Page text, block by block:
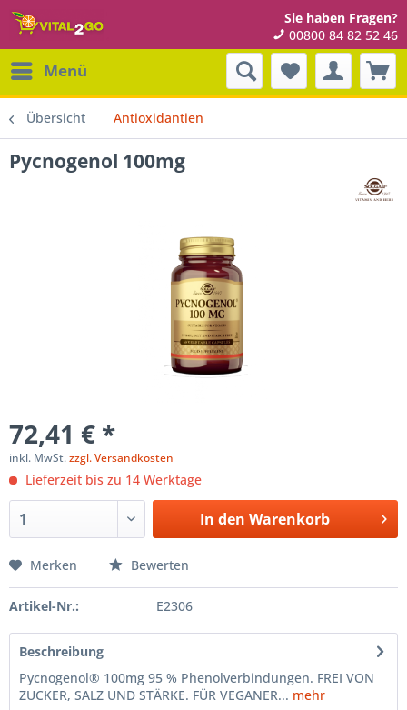
Sie haben Fragen?
00800 84 82 52 46
Menü
Übersicht Antioxidantien
Pycnogenol 100mg
72,41 € *
inkl. MwSt.zzgl. Versandkosten
Lieferzeit bis zu 14 Werktage
In den Warenkorb
Merken Bewerten
Artikel-Nr.: E2306
Beschreibung
Pycnogenol® 100mg 95 % Phenolverbindungen. FREI VON
ZUCKER, SALZ UND STÄRKE. FÜR VEGANER... mehr